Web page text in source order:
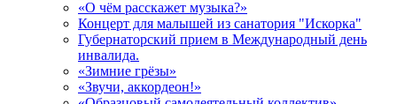
«О чём расскажет музыка?»
Концерт для малышей из санатория "Искорка"
Губернаторский прием в Международный день
инвалида.
«Зимние грёзы»
«Звучи, аккордеон!»